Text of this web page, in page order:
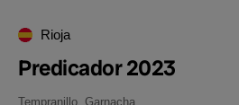
Rioja
Predicador 2023
Tempranillo, Garnacha